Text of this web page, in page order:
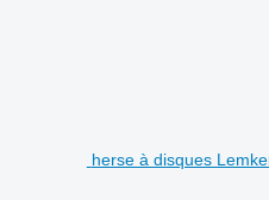
herse à disques